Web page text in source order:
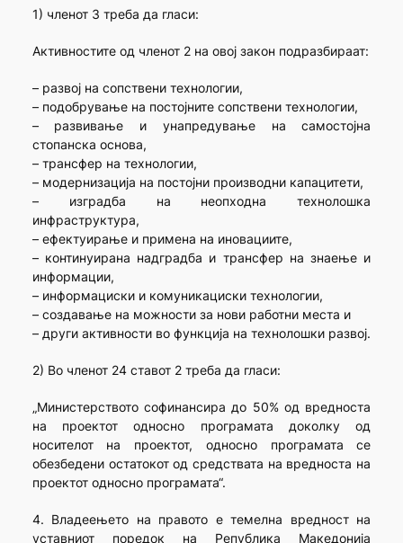
1) членот 3 треба да гласи:
Активностите од членот 2 на овој закон подразбираат:
– развој на сопствени технологии,
– подобрување на постојните сопствени технологии,
– развивање и унапредување на самостојна
стопанска основа,
– трансфер на технологии,
– модернизација на постојни производни капацитети,
– изградба на неопходна технолошка
инфраструктура,
– ефектуирање и примена на иновациите,
– континуирана надградба и трансфер на знаење и
информации,
– информациски и комуникациски технологии,
– создавање на можности за нови работни места и
– други активности во функција на технолошки развој.
2) Во членот 24 ставот 2 треба да гласи:
„Министерството софинансира до 50% од вредноста
на проектот односно програмата доколку од
носителот на проектот, односно програмата се
обезбедени остатокот од средствата на вредноста на
проектот односно програмата“.
4. Владеењето на правото е темелна вредност на
уставниот поредок на Република Македонија